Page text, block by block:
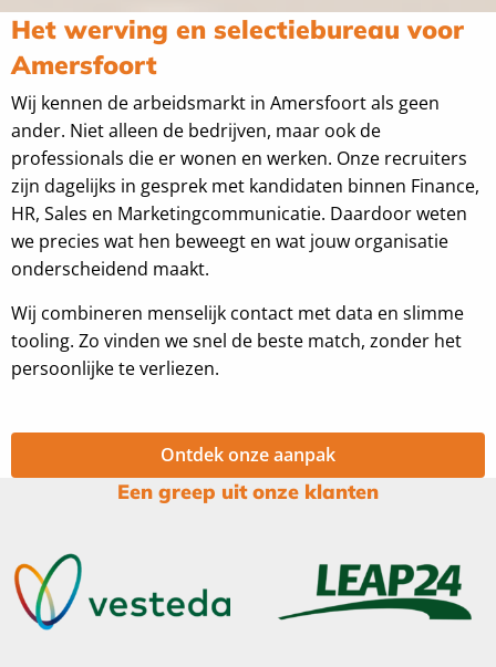
Het werving en selectiebureau voor
Amersfoort
Wij kennen de arbeidsmarkt in Amersfoort als geen
ander. Niet alleen de bedrijven, maar ook de
professionals die er wonen en werken. Onze recruiters
zijn dagelijks in gesprek met kandidaten binnen Finance,
HR, Sales en Marketingcommunicatie. Daardoor weten
we precies wat hen beweegt en wat jouw organisatie
onderscheidend maakt.
Wij combineren menselijk contact met data en slimme
tooling. Zo vinden we snel de beste match, zonder het
persoonlijke te verliezen.
Ontdek onze aanpak
Een greep uit onze klanten